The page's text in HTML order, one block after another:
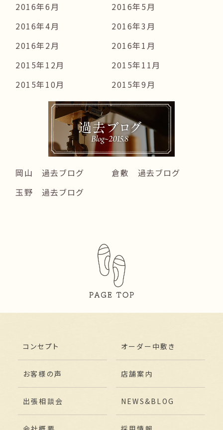
2016年6月
2016年5月
2016年4月
2016年3月
2016年2月
2016年1月
2015年12月
2015年11月
2015年10月
2015年9月
岡山 過去ブログ
倉敷 過去ブログ
玉野 過去ブログ
コンセプト オーダー中敷き
お客様の声 店舗案内
出張相談会 NEWS&BLOG